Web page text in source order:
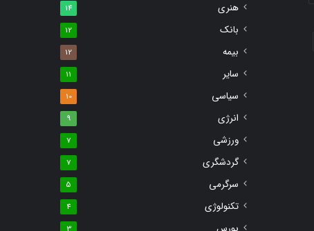
هنری 14
بانک 12
بیمه 12
سایر 11
سیاسی 10
انرژی 9
ورزشی 7
گردشگری 7
سرگرمی 5
تکنولوژی 4